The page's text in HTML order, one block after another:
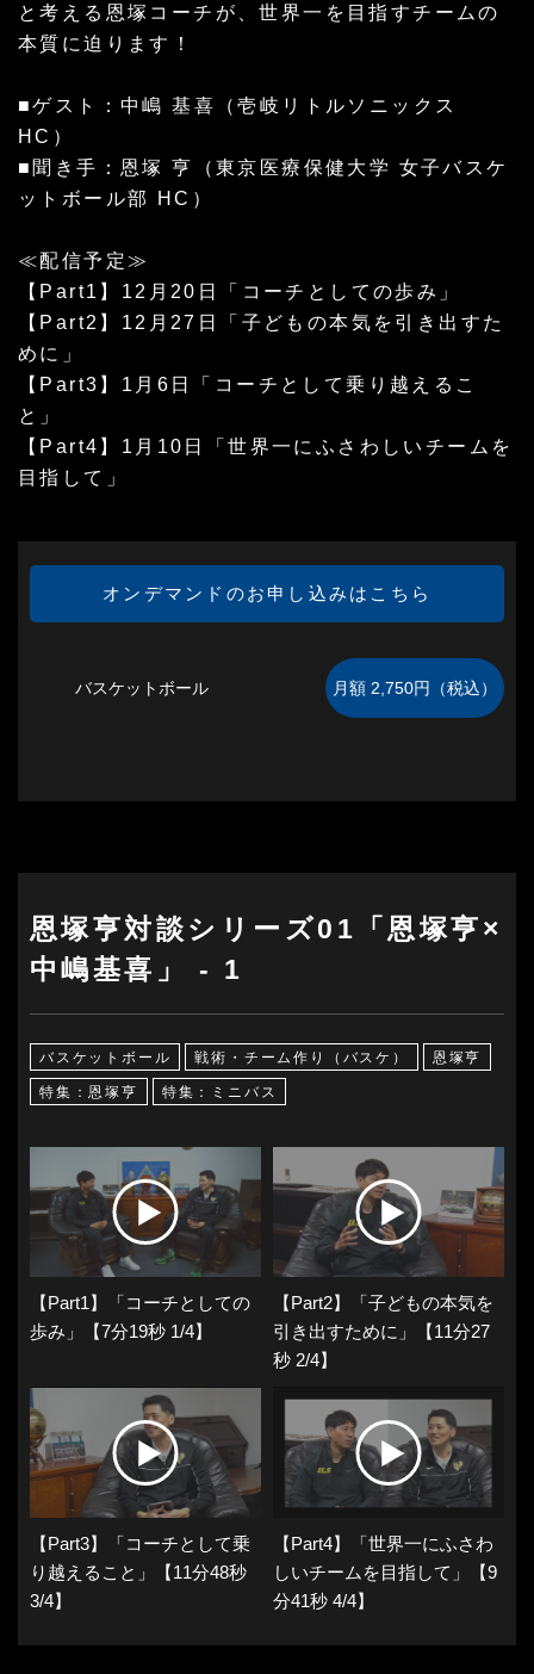
と考える恩塚コーチが、世界一を目指すチームの
本質に迫ります！
■ゲスト：中嶋 基喜（壱岐リトルソニックス
HC）
■聞き手：恩塚 亨（東京医療保健大学 女子バスケ
ットボール部 HC）
≪配信予定≫
【Part1】12月20日「コーチとしての歩み」
【Part2】12月27日「子どもの本気を引き出すた
めに」
【Part3】1月6日「コーチとして乗り越えるこ
と」
【Part4】1月10日「世界一にふさわしいチームを
目指して」
オンデマンドのお申し込みはこちら
バスケットボール
恩塚亨対談シリーズ01「恩塚亨×
中嶋基喜」 - 1
バスケットボール 戦術・チーム作り（バスケ） 恩塚亨
特集：恩塚亨 特集：ミニバス
【Part1】「コーチとしての
歩み」【7分19秒 1/4】
【Part2】「子どもの本気を
引き出すために」【11分27
秒 2/4】
【Part3】「コーチとして乗
り越えること」【11分48秒
3/4】
【Part4】「世界一にふさわ
しいチームを目指して」【9
分41秒 4/4】